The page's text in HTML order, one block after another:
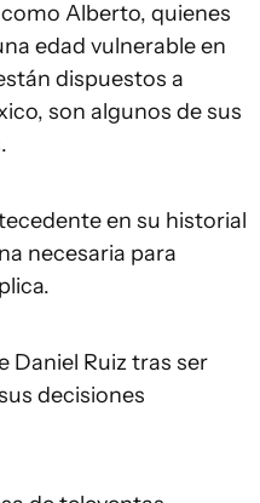
Alberto, quienes
edad vulnerable en
dispuestos a
son algunos de sus
en su historial
necesaria para
Daniel Ruiz tras ser
decisiones